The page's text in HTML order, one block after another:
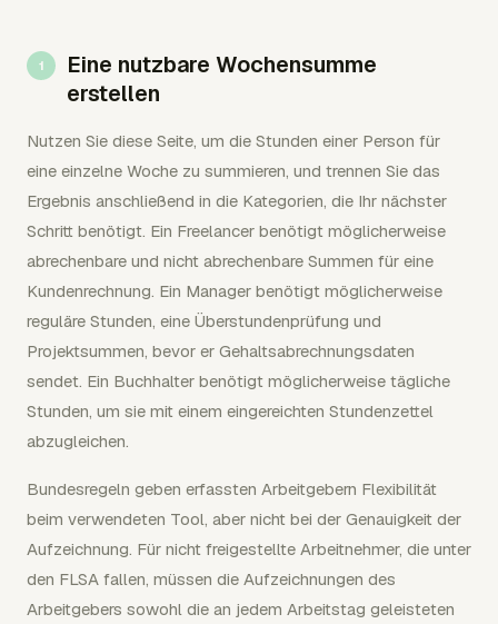
Eine nutzbare Wochensumme
erstellen
Nutzen Sie diese Seite, um die Stunden einer Person für
eine einzelne Woche zu summieren, und trennen Sie das
Ergebnis anschließend in die Kategorien, die Ihr nächster
Schritt benötigt. Ein Freelancer benötigt möglicherweise
abrechenbare und nicht abrechenbare Summen für eine
Kundenrechnung. Ein Manager benötigt möglicherweise
reguläre Stunden, eine Überstundenprüfung und
Projektsummen, bevor er Gehaltsabrechnungsdaten
sendet. Ein Buchhalter benötigt möglicherweise tägliche
Stunden, um sie mit einem eingereichten Stundenzettel
abzugleichen.
Bundesregeln geben erfassten Arbeitgebern Flexibilität
beim verwendeten Tool, aber nicht bei der Genauigkeit der
Aufzeichnung. Für nicht freigestellte Arbeitnehmer, die unter
den FLSA fallen, müssen die Aufzeichnungen des
Arbeitgebers sowohl die an jedem Arbeitstag geleisteten